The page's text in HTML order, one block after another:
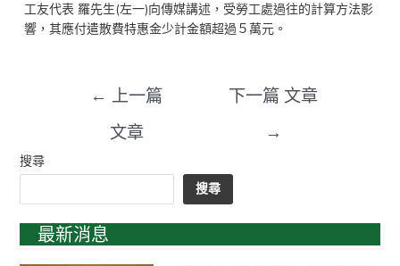
工友代表 羅先生(左一)向傳媒講述，受勞工處過往的計算方法影
響，其應付遣散費特惠金少計金額超過５萬元。
← 上一篇
文章
下一篇 文章
→
搜尋
搜尋
最新消息